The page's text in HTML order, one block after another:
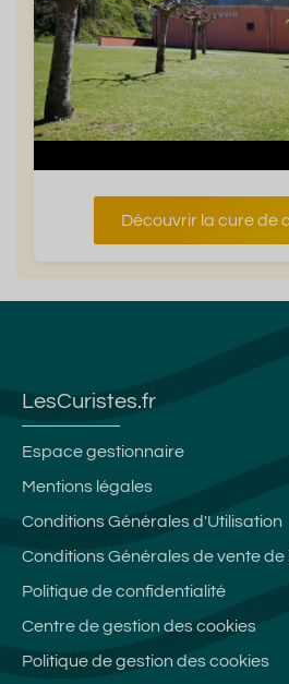
Découvrir la cure de
LesCuristes.fr
Espace gestionnaire
Mentions légales
Conditions Générales d'Utilisation
Conditions Générales de vente
Politique de confidentialité
Centre de gestion des cookies
Politique de gestion des cookies